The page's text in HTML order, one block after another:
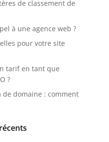
de classement de
à une agence web ?
pour votre site
tarif en tant que
?
de domaine : comment